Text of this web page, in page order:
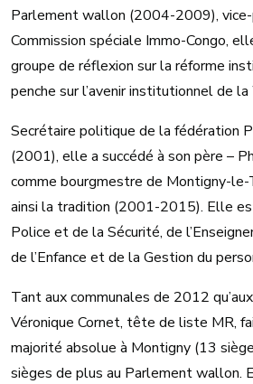
Parlement wallon (2004-2009),
Commission spéciale Immo-Congo,
groupe de réflexion sur la réforme
penche sur l’avenir institutionnel de
Secrétaire politique de la fédération
(2001), elle a succédé à son père –
comme bourgmestre de Montigny-
ainsi la tradition (2001-2015). Elle
Police et de la Sécurité, de
de l’Enfance et de la Gestion du
Tant aux communales de 2012
Véronique Cornet, tête de liste MR,
majorité absolue à Montigny (13
sièges de plus au Parlement wallon.